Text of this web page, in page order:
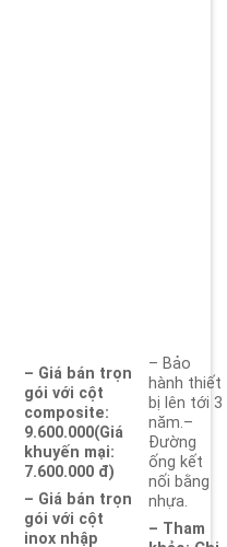
– Giá bán trọn
gói với cột
composite:
9.600.000(Giá
khuyến mại:
7.600.000 đ)
– Giá bán trọn
gói với cột
inox nhập
– Bảo
hành thiết
bị lên tới 3
năm.–
Đường
ống kết
nối bằng
nhựa.
– Tham